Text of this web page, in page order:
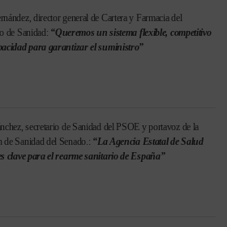
director general de Cartera y Farmacia del
de Sanidad: “Queremos un sistema flexible, competitivo
para garantizar el suministro”
secretario de Sanidad del PSOE y portavoz de la
Sanidad del Senado.: “La Agencia Estatal de Salud
clave para el rearme sanitario de España”